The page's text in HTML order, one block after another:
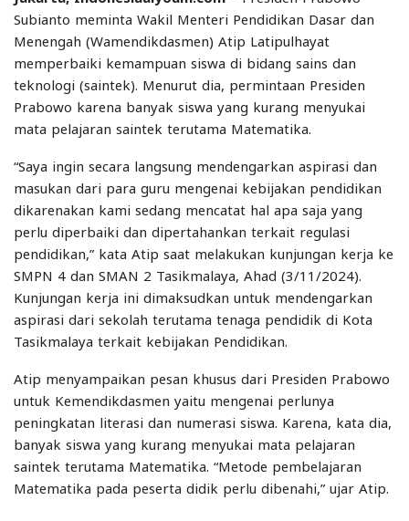
Subianto meminta Wakil Menteri Pendidikan Dasar dan
Menengah (Wamendikdasmen) Atip Latipulhayat
memperbaiki kemampuan siswa di bidang sains dan
teknologi (saintek). Menurut dia, permintaan Presiden
Prabowo karena banyak siswa yang kurang menyukai
mata pelajaran saintek terutama Matematika.
“Saya ingin secara langsung mendengarkan aspirasi dan
masukan dari para guru mengenai kebijakan pendidikan
dikarenakan kami sedang mencatat hal apa saja yang
perlu diperbaiki dan dipertahankan terkait regulasi
pendidikan,” kata Atip saat melakukan kunjungan kerja ke
SMPN 4 dan SMAN 2 Tasikmalaya, Ahad (3/11/2024).
Kunjungan kerja ini dimaksudkan untuk mendengarkan
aspirasi dari sekolah terutama tenaga pendidik di Kota
Tasikmalaya terkait kebijakan Pendidikan.
Atip menyampaikan pesan khusus dari Presiden Prabowo
untuk Kemendikdasmen yaitu mengenai perlunya
peningkatan literasi dan numerasi siswa. Karena, kata dia,
banyak siswa yang kurang menyukai mata pelajaran
saintek terutama Matematika. “Metode pembelajaran
Matematika pada peserta didik perlu dibenahi,” ujar Atip.